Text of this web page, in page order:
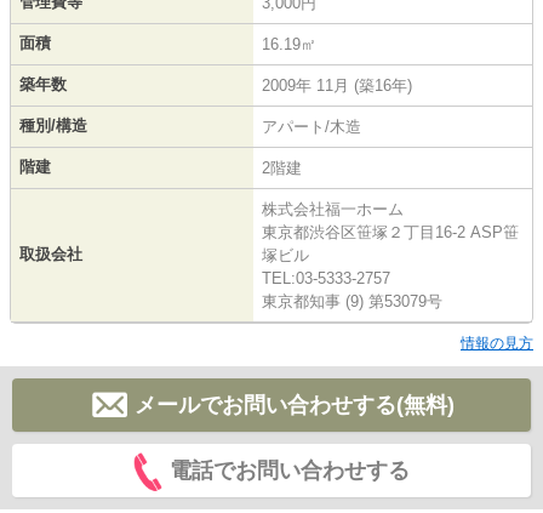
面積 16.19㎡
築年数 2009年 11月 (築16年)
種別/構造 アパート/木造
階建 2階建
取扱会社
株式会社福一ホーム
東京都渋谷区笹塚２丁目16-2 ASP笹
塚ビル
TEL:03-5333-2757
東京都知事 (9) 第53079号
情報の見方
メールでお問い合わせする(無料)
電話でお問い合わせする